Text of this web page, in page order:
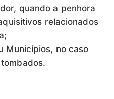
quando a penhora
relacionados
Municípios, no caso